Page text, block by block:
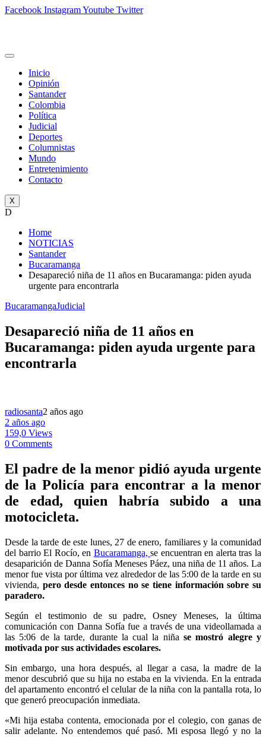
Facebook InstagramYoutube Twitter
Inicio
Opinión
Santander
Colombia
Política
Judicial
Deportes
Columnistas
Mundo
Entretenimiento
Contacto
X
D
Home
NOTICIAS
Santander
Bucaramanga
Desapareció niña de 11 años en Bucaramanga: piden ayuda
urgente para encontrarla
BucaramangaJudicial
Desapareció niña de 11 años en
Bucaramanga: piden ayuda urgente para
encontrarla
radiosanta2 años ago
2 años ago
159,0 Views
0 Comments
El padre de la menor pidió ayuda urgente
de la Policía para encontrar a la menor
de edad, quien habría subido a una
motocicleta.
Desde la tarde de este lunes, 27 de enero, familiares y la comunidad
del barrio El Rocío, en Bucaramanga,se encuentran en alerta tras la
desaparición de Danna Sofía Meneses Páez, una niña de 11 años. La
menor fue vista por última vez alrededor de las 5:00 de la tarde en su
vivienda, pero desde entonces no se tiene información sobre su
paradero.
Según el testimonio de su padre, Osney Meneses, la última
comunicación con Danna Sofía fue a través de una videollamada a
las 5:06 de la tarde, durante la cual la niñase mostró alegre y
motivada por sus actividades escolares.
Sin embargo, una hora después, al llegar a casa, la madre de la
menor descubrió que su hija no estaba en la vivienda. En la entrada
del apartamento encontró el celular de la niña con la pantalla rota, lo
que generó preocupación inmediata.
«Mi hija estaba contenta, emocionada por el colegio, con ganas de
salir adelante. No entendemos qué pasó. Mi esposa llegó y no la